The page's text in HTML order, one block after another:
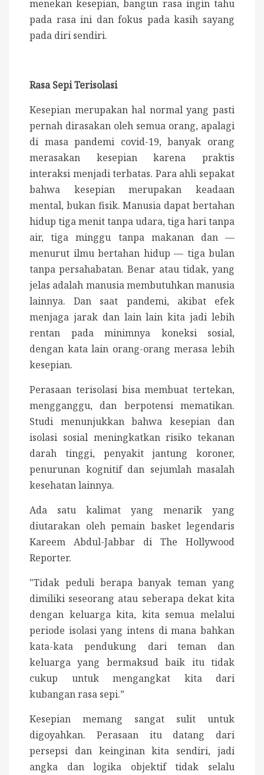
menekan kesepian, bangun rasa ingin tahu
pada rasa ini dan fokus pada kasih sayang
pada diri sendiri.
Rasa Sepi Terisolasi
Kesepian merupakan hal normal yang pasti
pernah dirasakan oleh semua orang, apalagi
di masa pandemi covid-19, banyak orang
merasakan kesepian karena praktis
interaksi menjadi terbatas. Para ahli sepakat
bahwa kesepian merupakan keadaan
mental, bukan fisik.Manusia dapat bertahan
hidup tiga menit tanpa udara, tiga hari tanpa
air, tiga minggu tanpa makanan dan —
menurut ilmu bertahan hidup — tiga bulan
tanpa persahabatan. Benar atau tidak, yang
jelas adalah manusia membutuhkan manusia
lainnya. Dan saat pandemi, akibat efek
menjaga jarak dan lain lain kita jadi lebih
rentan pada minimnya koneksi sosial,
dengan kata lain orang-orang merasa lebih
kesepian.
Perasaan terisolasi bisa membuat tertekan,
mengganggu, dan berpotensi mematikan.
Studi menunjukkan bahwa kesepian dan
isolasi sosial meningkatkan risiko tekanan
darah tinggi, penyakit jantung koroner,
penurunan kognitif dan sejumlah masalah
kesehatan lainnya.
Ada satu kalimat yang menarik yang
diutarakan oleh pemain basket legendaris
Kareem Abdul-Jabbar di The Hollywood
Reporter.
"Tidak peduli berapa banyak teman yang
dimiliki seseorang atau seberapa dekat kita
dengan keluarga kita, kita semua melalui
periode isolasi yang intens di mana bahkan
kata-kata pendukung dari teman dan
keluarga yang bermaksud baik itu tidak
cukup untuk mengangkat kita dari
kubangan rasa sepi.”
Kesepian memang sangat sulit untuk
digoyahkan. Perasaan itu datang dari
persepsi dan keinginan kita sendiri, jadi
angka dan logika objektif tidak selalu